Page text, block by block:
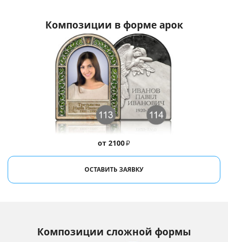
Композиции в форме арок
от 2100₽
ОСТАВИТЬ ЗАЯВКУ
Композиции сложной формы